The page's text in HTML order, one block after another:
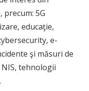
5G
educaţie,
e-
şi măsuri de
tehnologii